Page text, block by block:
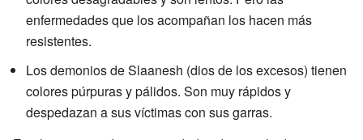
enfermedades que los acompañan los hacen más
resistentes.
Los demonios de Slaanesh (dios de los excesos) tienen
colores púrpuras y pálidos. Son muy rápidos y
despedazan a sus víctimas con sus garras.